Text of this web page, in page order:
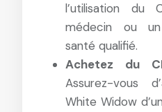
l’utilisation du
médecin ou
santé qualifié.
Achetez du
Assurez-vous
White Widow